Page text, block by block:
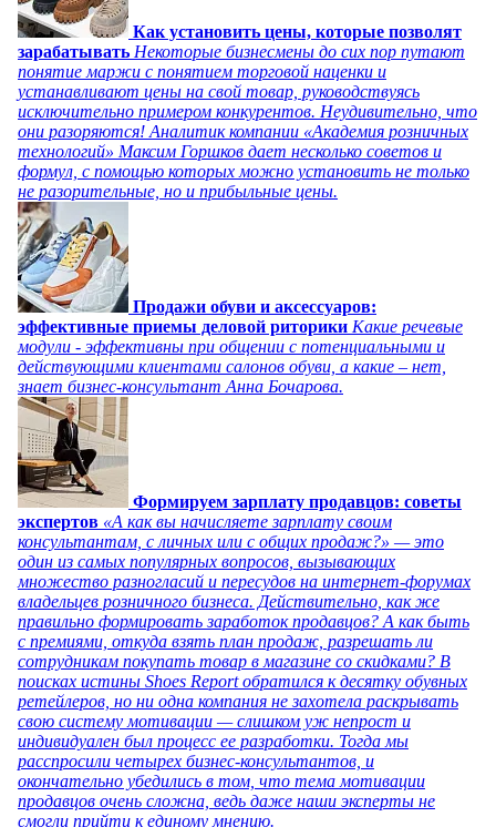
Как установить цены, которые позволят
зарабатывать Некоторые бизнесмены до сих пор путают
понятие маржи с понятием торговой наценки и
устанавливают цены на свой товар, руководствуясь
исключительно примером конкурентов. Неудивительно, что
они разоряются! Аналитик компании «Академия розничных
технологий» Максим Горшков дает несколько советов и
формул, с помощью которых можно установить не только
не разорительные, но и прибыльные цены.
Продажи обуви и аксессуаров:
эффективные приемы деловой риторики Какие речевые
модули - эффективны при общении с потенциальными и
действующими клиентами салонов обуви, а какие – нет,
знает бизнес-консультант Анна Бочарова.
Формируем зарплату продавцов: советы
экспертов «А как вы начисляете зарплату своим
консультантам, с личных или с общих продаж?» — это
один из самых популярных вопросов, вызывающих
множество разногласий и пересудов на интернет-форумах
владельцев розничного бизнеса. Действительно, как же
правильно формировать заработок продавцов? А как быть
с премиями, откуда взять план продаж, разрешать ли
сотрудникам покупать товар в магазине со скидками? В
поисках истины Shoes Report обратился к десятку обувных
ретейлеров, но ни одна компания не захотела раскрывать
свою систему мотивации — слишком уж непрост и
индивидуален был процесс ее разработки. Тогда мы
расспросили четырех бизнес-консультантов, и
окончательно убедились в том, что тема мотивации
продавцов очень сложна, ведь даже наши эксперты не
смогли прийти к единому мнению.